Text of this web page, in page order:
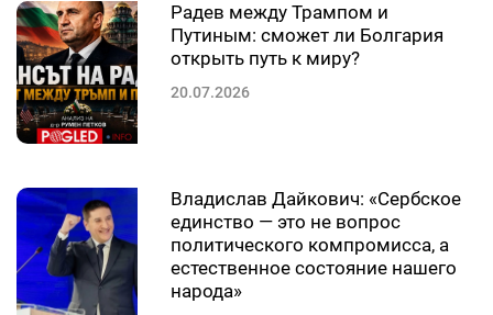
Радев между Трампом и
Путиным: сможет ли Болгария
открыть путь к миру?
20.07.2026
Владислав Дайкович: «Сербское
единство — это не вопрос
политического компромисса, а
естественное состояние нашего
народа»